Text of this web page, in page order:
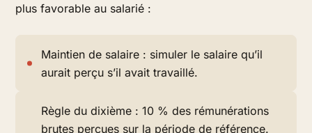
plus favorable au salarié :
Maintien de salaire : simuler le salaire qu’il
aurait perçu s’il avait travaillé.
Règle du dixième : 10 % des rémunérations
brutes perçues sur la période de référence.